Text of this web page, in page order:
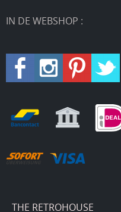
IN DE WEBSHOP :
THE RETROHOUSE